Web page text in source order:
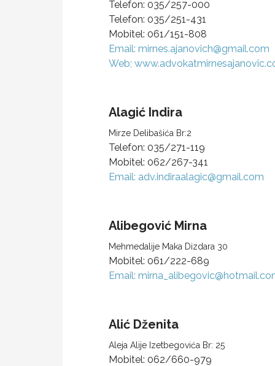
Telefon: 035/257-000
Telefon: 035/251-431
Mobitel: 061/151-808
Email: mirnes.ajanovich@gmail.com
Web;
Alagić Indira
Mirze Delibašića Br:2
Telefon: 035/271-119
Mobitel: 062/267-341
Email: adv.indiraalagic@gmail.com
Alibegović Mirna
Mehmedalije Maka Dizdara 30
Mobitel: 061/222-689
Email:
Alić Dženita
Aleja Alije Izetbegovića Br: 25
Mobitel: 062/660-979